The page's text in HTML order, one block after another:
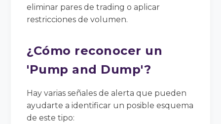
eliminar pares de trading o aplicar
restricciones de volumen.
¿Cómo reconocer un
'Pump and Dump'?
Hay varias señales de alerta que pueden
ayudarte a identificar un posible esquema
de este tipo: